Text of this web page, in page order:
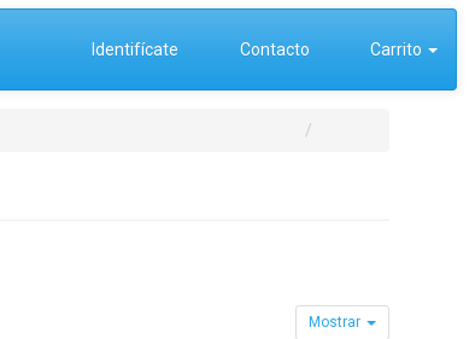
Identifícate Contacto Carrito
Mostrar